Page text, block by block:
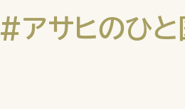
浅草特集2025 おでかけ
#アサヒのひと